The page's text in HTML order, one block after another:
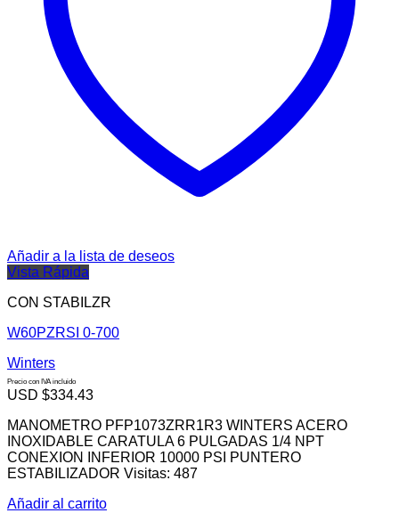
Añadir a la lista de deseos
Vista Rápida
CON STABILZR
W60PZRSI 0-700
Winters
Precio con IVA incluido
USD $334.43
MANOMETRO PFP1073ZRR1R3 WINTERS ACERO
INOXIDABLE CARATULA 6 PULGADAS 1/4 NPT
CONEXION INFERIOR 10000 PSI PUNTERO
ESTABILIZADOR Visitas: 487
Añadir al carrito